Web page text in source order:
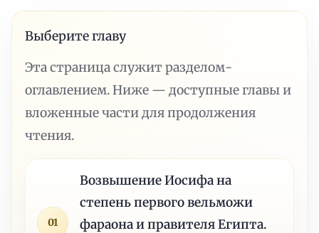
Выберите главу
Эта страница служит разделом-
оглавлением. Ниже — доступные главы и
вложенные части для продолжения
чтения.
01
Возвышение Иосифа на
степень первого вельможи
фараона и правителя Египта.